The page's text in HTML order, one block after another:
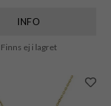
INFO
Finns ej i lagret